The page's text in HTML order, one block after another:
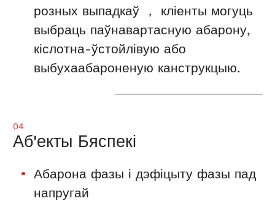
розных выпадкаў ， кліенты могуць
выбраць паўнавартасную абарону,
кіслотна-ўстойлівую або
выбухаабароненую канструкцыю.
04
Аб'екты Бяспекі
Абарона фазы і дэфіцыту фазы пад
напругай